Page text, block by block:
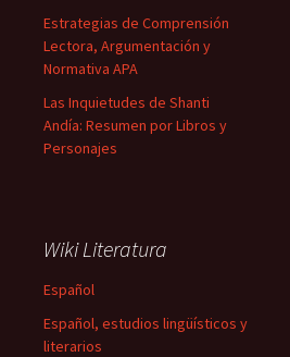
Estrategias de Comprensión
Lectora, Argumentación y
Normativa APA
Las Inquietudes de Shanti
Andía: Resumen por Libros y
Personajes
Wiki Literatura
Español
Español, estudios lingüísticos y
literarios